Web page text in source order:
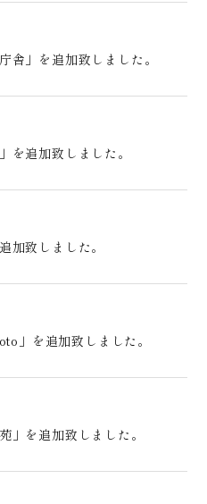
」を追加致しました。
を追加致しました。
加致しました。
」を追加致しました。
を追加致しました。